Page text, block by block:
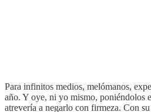
Para infinitos medios, melómanos,
año. Y oye, ni yo mismo, poniéndolos
atrevería a negarlo con firmeza. Con